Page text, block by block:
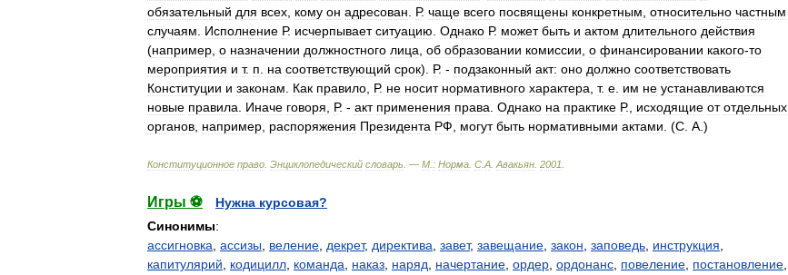
обязательный для всех кому он адресован Р. чаще всего посвящены конкретным относительно частным
случаям
Исполнение Р. исчерпывает ситуацию Однако Р. может быть и актом длительного действия
(например о назначении должностного лица об образовании комиссии о финансировании какого-то
мероприятия и т. п на соответствующий срок). Р. - подзаконный акт: оно должно соответствовать
Конституции и законам Как правило Р. не носит нормативного характера т. е им не устанавливаются
новые правила Иначе говоря Р. - акт применения права Однако на практике Р., исходящие от отдельных
органов например распоряжения Президента РФ могут быть нормативными актами . (С А .)
Конституционное право Энциклопедический словарь . — М : Норма С А Авакьян 2001
Игры ⚽
Нужна курсовая?
Синонимы:
ассигновка ассизы веление декрет, директива завет, завещание закон заповедь инструкция
капитулярий
кодицилл команда наказ наряд начертание ордер ордонанс повеление постановление